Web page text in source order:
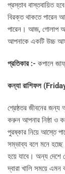
প্রস্তাব বাস্তবায়িত
বিরক্ত থাকতে পারেন
পারেন। আজ, গোলাপ
আপনাকে একটি উচ্চ
প্রতিকার :- কপালে
কন্যা রাশিফল (
শ্রেষ্ঠতর জীবনের জন্য
করুন আপনার নিষ্ঠা ও
পুরষ্কার নিয়ে আস্তে
সম্ভাব্য বলে মনে
হয়ে যাবে। অন্য দেশে
দ্বারা খালি সময়ে এমন